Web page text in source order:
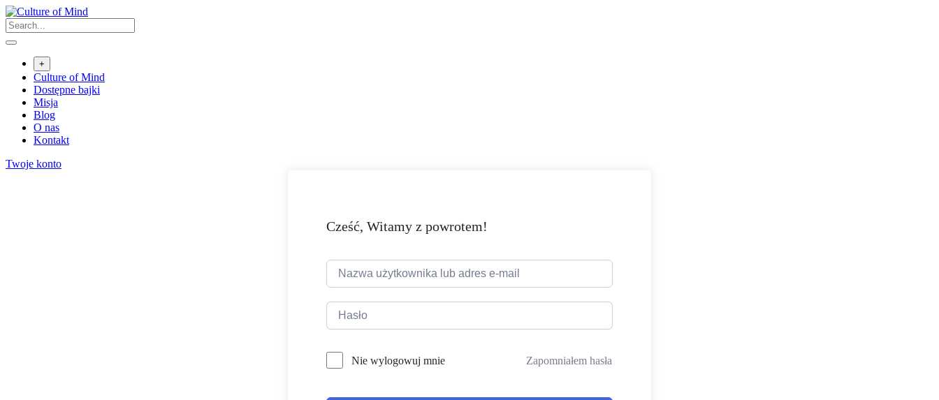
Skip
to
content
+
Culture of Mind
Dostępne bajki
Misja
Blog
O nas
Kontakt
Twoje konto
Cześć, Witamy z powrotem!
Nie wylogowuj mnie Zapomniałem hasła